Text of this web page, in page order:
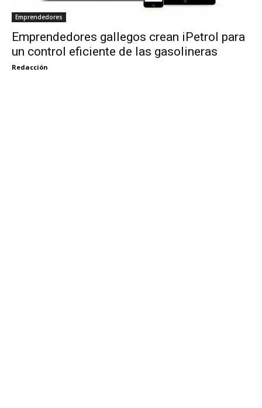
Emprendedores
Emprendedores gallegos crean iPetrol para
un control eficiente de las gasolineras
Redacción